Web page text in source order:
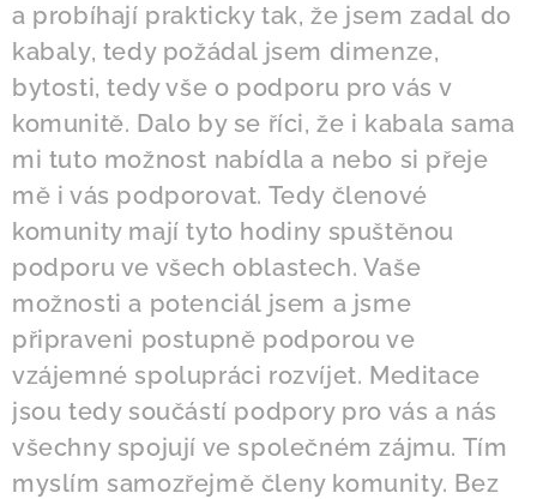
a probíhají prakticky tak, že jsem zadal do
kabaly, tedy požádal jsem dimenze,
bytosti, tedy vše o podporu pro vás v
komunitě. Dalo by se říci, že i kabala sama
mi tuto možnost nabídla a nebo si přeje
mě i vás podporovat. Tedy členové
komunity mají tyto hodiny spuštěnou
podporu ve všech oblastech. Vaše
možnosti a potenciál jsem a jsme
připraveni postupně podporou ve
vzájemné spolupráci rozvíjet. Meditace
jsou tedy součástí podpory pro vás a nás
všechny spojují ve společném zájmu. Tím
myslím samozřejmě členy komunity. Bez